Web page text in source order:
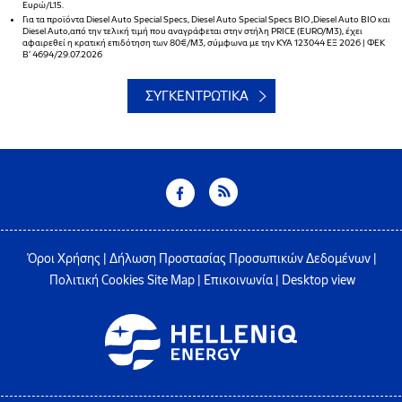
Ευρώ/L15.
Για τα προϊόντα Diesel Auto Special Specs, Diesel Auto Special Specs BΙΟ ,Diesel Auto BΙΟ και
Diesel Auto,από την τελική τιμή που αναγράφεται στην στήλη PRICE (EURO/M3), έχει
αφαιρεθεί η κρατική επιδότηση των 80€/M3, σύμφωνα με την ΚΥΑ 123044 ΕΞ 2026 | ΦΕΚ
B’ 4694/29.07.2026
ΣΥΓΚΕΝΤΡΩΤΙΚΑ
Όροι Χρήσης Δήλωση Προστασίας Προσωπικών Δεδομένων
Πολιτική Cookies Site Map| Επικοινωνία| Desktop view